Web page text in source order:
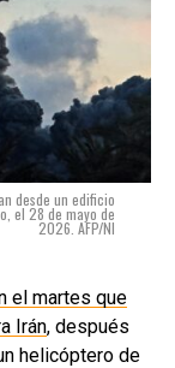
desde un edificio
el 28 de mayo de
2026. AFP/NI
el martes que
Irán, después
helicóptero de